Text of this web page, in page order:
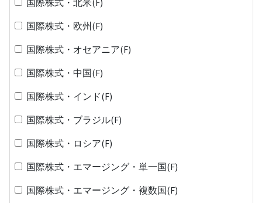
国際株式・欧州(F)
国際株式・オセアニア(F)
国際株式・中国(F)
国際株式・インド(F)
国際株式・ブラジル(F)
国際株式・ロシア(F)
国際株式・エマージング・単一国(F)
国際株式・エマージング・複数国(F)